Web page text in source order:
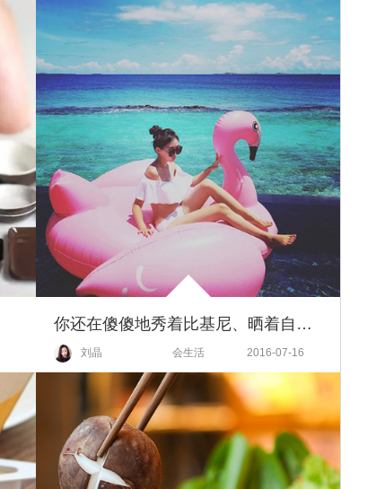
你还在傻傻地秀着比基尼、晒着自拍？现在网红们去海边都已经这么玩啦！
刘晶 会生活 2016-07-16